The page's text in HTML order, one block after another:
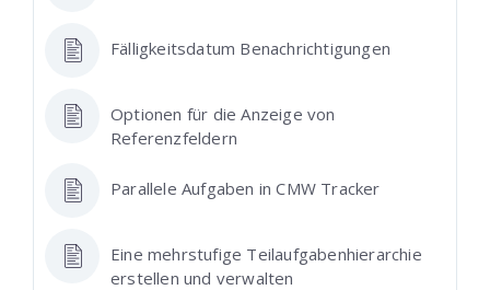
Fälligkeitsdatum Benachrichtigungen
Optionen für die Anzeige von
Referenzfeldern
Parallele Aufgaben in CMW Tracker
Eine mehrstufige Teilaufgabenhierarchie
erstellen und verwalten